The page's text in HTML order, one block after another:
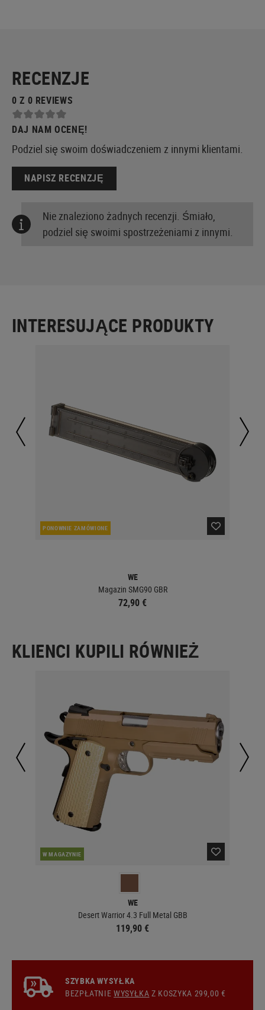
RECENZJE
0 Z 0 REVIEWS
DAJ NAM OCENĘ!
Podziel się swoim doświadczeniem z innymi klientami.
NAPISZ RECENZJĘ
Nie znaleziono żadnych recenzji. Śmiało,
podziel się swoimi spostrzeżeniami z innymi.
INTERESUJĄCE PRODUKTY
PONOWNIE ZAMÓWIONE
WE
Magazin SMG90 GBR
72,90 €
KLIENCI KUPILI RÓWNIEŻ
W MAGAZYNIE
WE
Desert Warrior 4.3 Full Metal GBB
119,90 €
SZYBKA WYSYŁKA
BEZPŁATNIEWYSYŁKA Z KOSZYKA 299,00 €